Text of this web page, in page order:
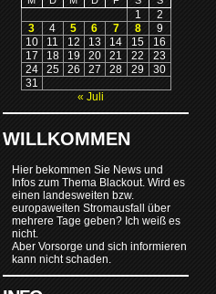
1
2
3
4 5 6 7 8
9
10
11 12 13 14 15
16
17
18 19 20 21 22
23
24
25 26 27 28 29
30
31
« Juli
WILLKOMMEN
Hier bekommen Sie News und
Infos zum Thema Blackout. Wird es
einen landesweiten bzw.
europaweiten Stromausfall über
mehrere Tage geben? Ich weiß es
nicht.
Aber Vorsorge und sich informieren
kann nicht schaden.